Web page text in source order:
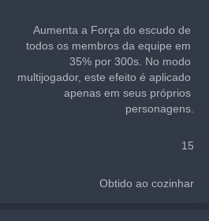
Aumenta a Força do escudo de
todos os membros da equipe em
35% por 300s. No modo
multijogador, este efeito é aplicado
apenas em seus próprios
personagens.
15
Obtido ao cozinhar